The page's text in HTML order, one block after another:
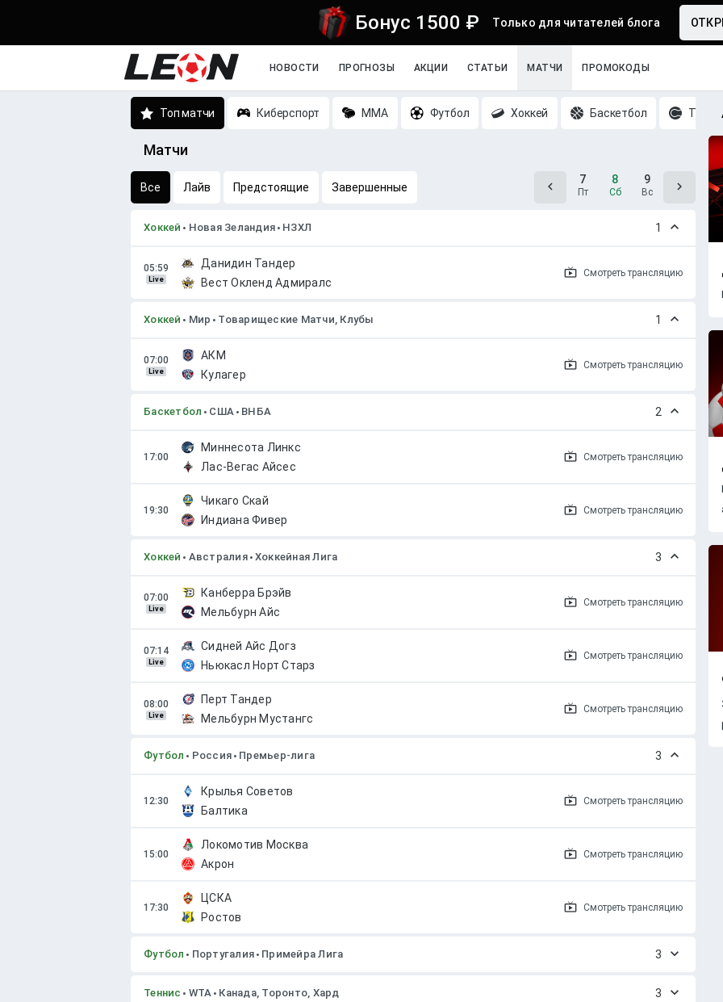
Бонус 1500 ₽ Только для читателей блога
НОВОСТИ ПРОГНОЗЫ АКЦИИ СТАТЬИ МАТЧИ ПРОМОКОДЫ
Топ матчи Киберспорт MMA Футбол Хоккей Баскетбол
Матчи
Все Лайв Предстоящие Завершенные Чт
7
Пт
8
Сб
9
Вс Пн
Хоккей Новая Зеландия НЗХЛ 1
Live
Данидин Тандер
Вест Окленд Адмиралс
Смотреть трансляцию
Хоккей Мир Товарищеские Матчи, Клубы 1
Live
АКМ
Кулагер
Смотреть трансляцию
Баскетбол США ВНБА 2
Миннесота Линкс
Лас-Вегас Айсес
Смотреть трансляцию
Чикаго Скай
Индиана Фивер
Смотреть трансляцию
Хоккей Австралия Хоккейная Лига 3
Live
Канберра Брэйв
Мельбурн Айс
Смотреть трансляцию
Live
Сидней Айс Догз
Ньюкасл Норт Старз
Смотреть трансляцию
Live
Перт Тандер
Мельбурн Мустангс
Смотреть трансляцию
Футбол Россия Премьер-лига 3
Крылья Советов
Балтика
Смотреть трансляцию
Локомотив Москва
Акрон
Смотреть трансляцию
ЦСКА
Ростов
Смотреть трансляцию
Футбол Португалия Примейра Лига 3
Теннис WTA Канада, Торонто, Хард 3